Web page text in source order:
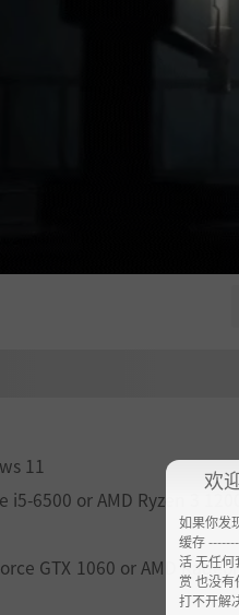
“虚无之地”都是恐怖怪物的巢
巨婴宝宝，一场恐怖版的鬼
要躲开一群群贪婪的糖果象
场步道时，也要注意闪避大
必须随时做好逃跑、躲藏的
11
i5-6500 or AMD Ryzen 3 1200
GTX 1060 or AMD
欢
如果你发
缓存
活 无任
赏 也没
打不开解